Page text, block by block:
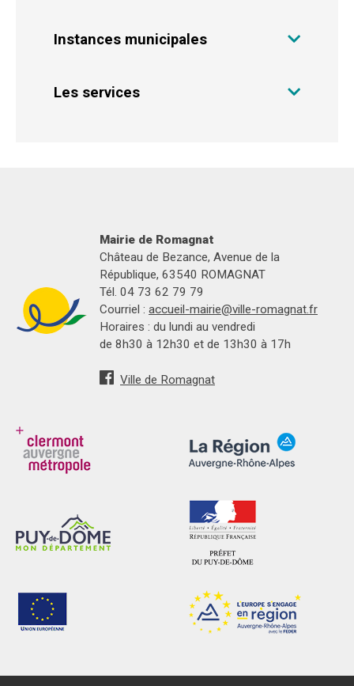
Instances municipales
Les services
Mairie de Romagnat
Château de Bezance, Avenue de la
République, 63540 ROMAGNAT
Tél. 04 73 62 79 79
Courriel : accueil-mairie@ville-romagnat.fr
Horaires : du lundi au vendredi
de 8h30 à 12h30 et de 13h30 à 17h
Ville de Romagnat